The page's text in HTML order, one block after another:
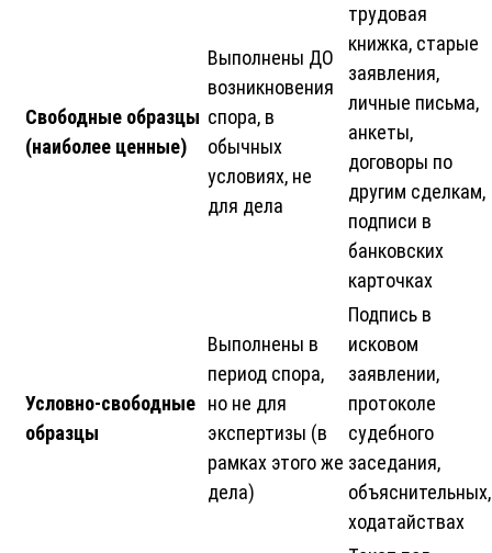
Свободные образцы
(наиболее ценные)
Выполнены ДО
возникновения
спора, в
обычных
условиях, не
для дела
трудовая
книжка, старые
заявления,
личные письма,
анкеты,
договоры по
другим сделкам,
подписи в
банковских
карточках
Условно-свободные
образцы
Выполнены в
период спора,
но не для
экспертизы (в
рамках этого же
дела)
Подпись в
исковом
заявлении,
протоколе
судебного
заседания,
объяснительных,
ходатайствах